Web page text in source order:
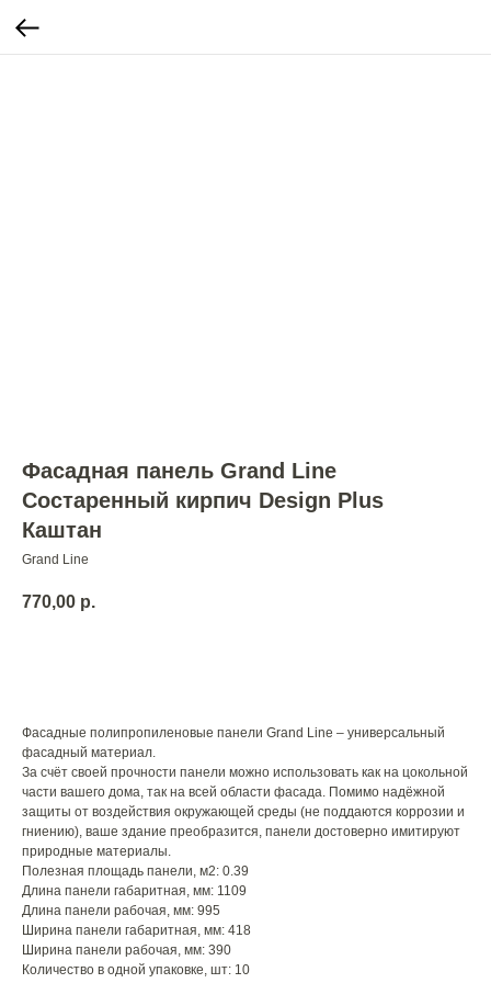
Фасадная панель Grand Line
Состаренный кирпич Design Plus
Каштан
Grand Line
770,00 р.
Фасадные полипропиленовые панели Grand Line – универсальный
фасадный материал.
За счёт своей прочности панели можно использовать как на цокольной
части вашего дома, так на всей области фасада. Помимо надёжной
защиты от воздействия окружающей среды (не поддаются коррозии и
гниению), ваше здание преобразится, панели достоверно имитируют
природные материалы.
Полезная площадь панели, м2: 0.39
Длина панели габаритная, мм: 1109
Длина панели рабочая, мм: 995
Ширина панели габаритная, мм: 418
Ширина панели рабочая, мм: 390
Количество в одной упаковке, шт: 10